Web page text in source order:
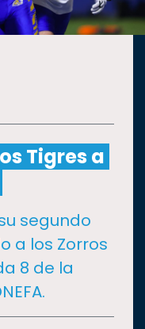
Tigres a
segundo
a los Zorros
8 de la